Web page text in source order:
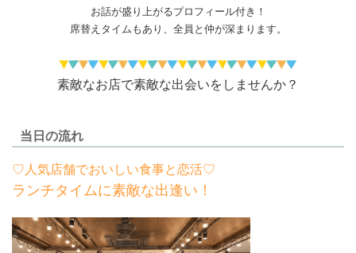
お話が盛り上がるプロフィール付き！
席替えタイムもあり、全員と仲が深まります。
素敵なお店で素敵な出会いをしませんか？
当日の流れ
♡人気店舗でおいしい食事と恋活♡
ランチタイムに素敵な出逢い！